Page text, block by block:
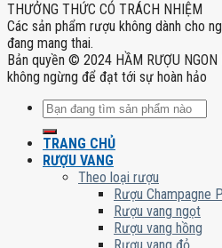
THƯỞNG THỨC CÓ TRÁCH NHIỆM
Các sản phẩm rượu không dành cho
đang mang thai.
Bản quyền © 2024 HẦM RƯỢU
không ngừng để đạt tới sự hoàn hảo
Tìm
TRANG CHỦ
RƯỢU VANG
Theo loại rượu
Rượu Champagne
Rượu vang ngọt
Rượu vang hồng